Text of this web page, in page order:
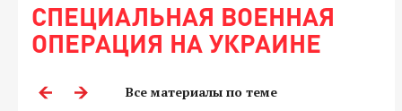
СПЕЦИАЛЬНАЯ ВОЕННАЯ
ОПЕРАЦИЯ НА УКРАИНЕ
Все материалы по теме